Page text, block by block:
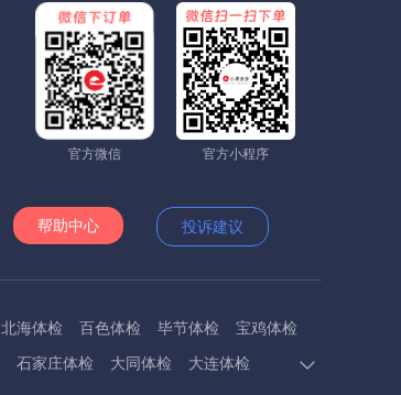
官方微信 官方小程序
帮助中心 投诉建议
北海体检 百色体检 毕节体检
宝鸡体检
石家庄体检 大同体检
大连体检